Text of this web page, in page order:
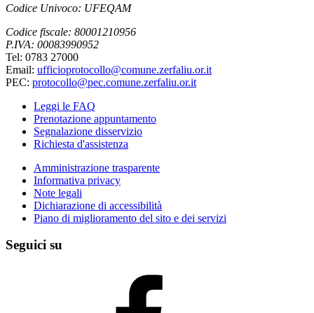
Codice Univoco: UFEQAM
Codice fiscale: 80001210956
P.IVA: 00083990952
Tel: 0783 27000
Email: ufficioprotocollo@comune.zerfaliu.or.it
PEC: protocollo@pec.comune.zerfaliu.or.it
Leggi le FAQ
Prenotazione appuntamento
Segnalazione disservizio
Richiesta d'assistenza
Amministrazione trasparente
Informativa privacy
Note legali
Dichiarazione di accessibilità
Piano di miglioramento del sito e dei servizi
Seguici su